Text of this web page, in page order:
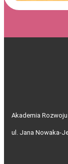
Akademia
ul. Jana Nowaka-